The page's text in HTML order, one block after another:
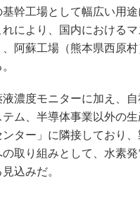
幹工場として幅広い用
により、国内における
阿蘇工場（熊本県西原
濃度モニターに加え、
ム、半導体事業以外の
ター」に隣接しており
取り組みとして、水素
込みだ。